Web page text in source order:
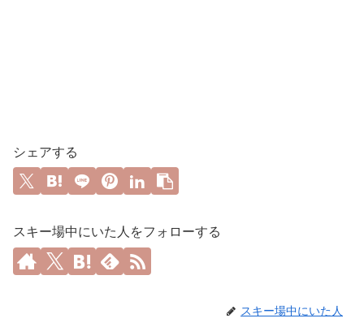
シェアする
スキー場中にいた人をフォローする
スキー場中にいた人